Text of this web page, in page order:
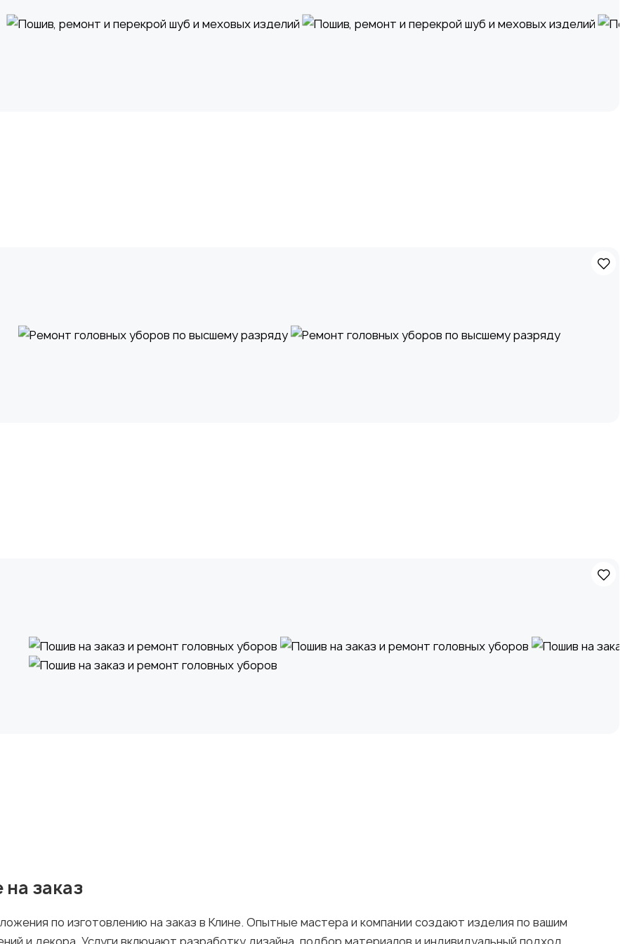
заказ
по изготовлению на заказ в Клине. Опытные мастера и компании создают изделия по вашим